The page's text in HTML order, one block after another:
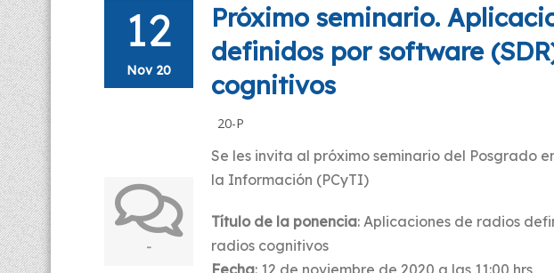
12
Nov 20
-
Próximo seminario.
definidos por software
cognitivos
20-P
Se les invita al próximo seminario del Posgrado
la Información (PCyTI)
Título de la ponencia: Aplicaciones de radios
radios cognitivos
Fecha: 12 de noviembre de 2020 a las 11:00 hrs